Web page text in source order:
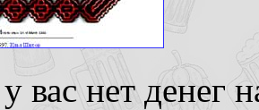
вас нет денег